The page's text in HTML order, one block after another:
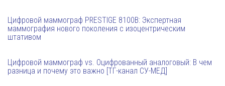
Цифровой маммограф PRESTIGE 8100B: Экспертная
маммография нового поколения с изоцентрическим
штативом
Цифровой маммограф vs. Оцифрованный аналоговый: В чем
разница и почему это важно [ТГ-канал СУ-МЕД]